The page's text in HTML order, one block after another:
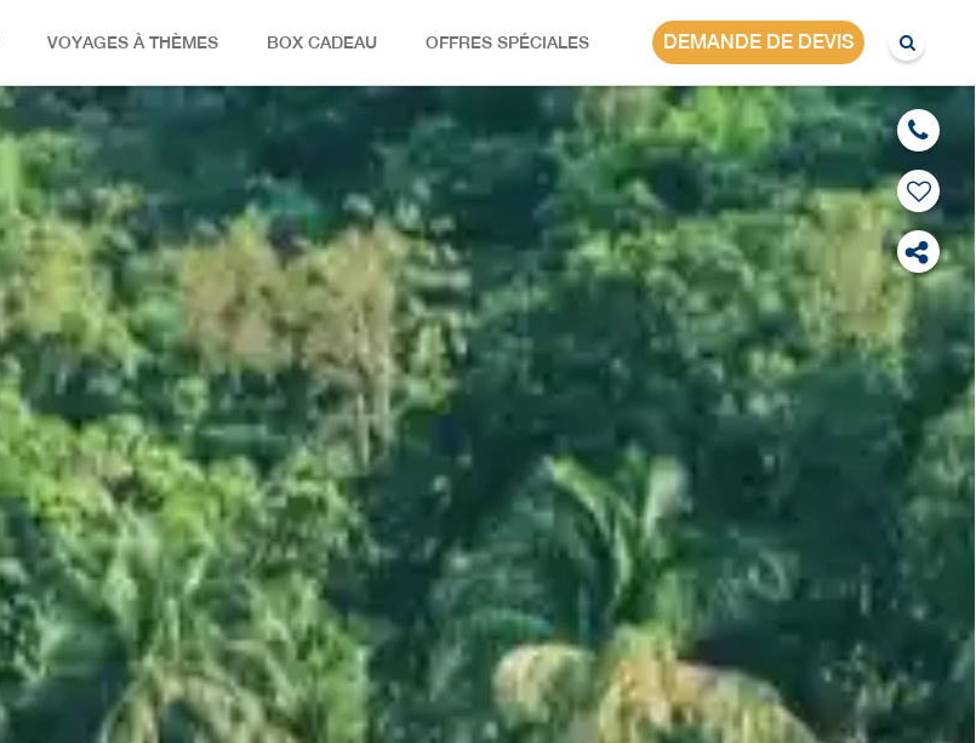
VOYAGES À THÈMES BOX CADEAU OFFRES SPÉCIALES DEMANDE DE DEVIS
ASIE